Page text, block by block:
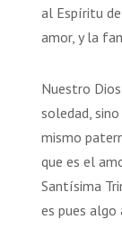
al Espíritu
amor, y la
Nuestro
soledad,
mismo
que es el
Santísima
es pues algo